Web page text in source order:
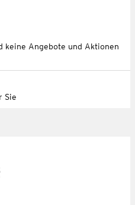
keine Angebote und Aktionen
Sie